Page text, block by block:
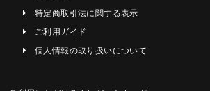
特定商取引法に関する表示
ご利用ガイド
個人情報の取り扱いについて